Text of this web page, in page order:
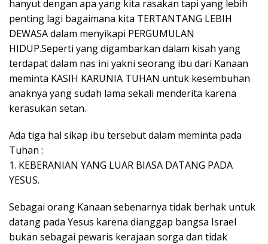
hanyut dengan apa yang kita rasakan tapi yang lebih
penting lagi bagaimana kita TERTANTANG LEBIH
DEWASA dalam menyikapi PERGUMULAN
HIDUP.Seperti yang digambarkan dalam kisah yang
terdapat dalam nas ini yakni seorang ibu dari Kanaan
meminta KASIH KARUNIA TUHAN untuk kesembuhan
anaknya yang sudah lama sekali menderita karena
kerasukan setan.
Ada tiga hal sikap ibu tersebut dalam meminta pada
Tuhan :
1. KEBERANIAN YANG LUAR BIASA DATANG PADA
YESUS.
Sebagai orang Kanaan sebenarnya tidak berhak untuk
datang pada Yesus karena dianggap bangsa Israel
bukan sebagai pewaris kerajaan sorga dan tidak